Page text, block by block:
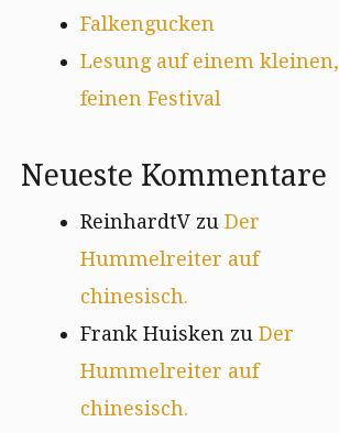
Falkengucken
Lesung auf einem kleinen,
feinen Festival
Neueste Kommentare
ReinhardtVzu Der
Hummelreiter auf
chinesisch.
Frank Huisken zu Der
Hummelreiter auf
chinesisch.